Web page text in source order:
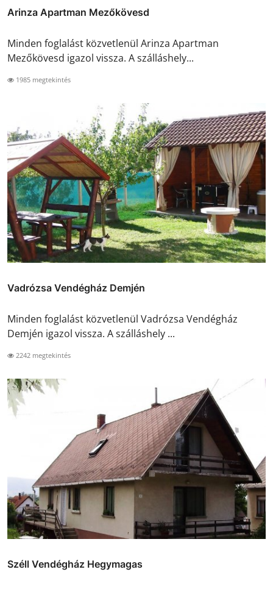
Arinza Apartman Mezőkövesd
Minden foglalást közvetlenül Arinza Apartman
Mezőkövesd igazol vissza. A szálláshely...
1985 megtekintés
Vadrózsa Vendégház Demjén
Minden foglalást közvetlenül Vadrózsa Vendégház
Demjén igazol vissza. A szálláshely ...
2242 megtekintés
Széll Vendégház Hegymagas